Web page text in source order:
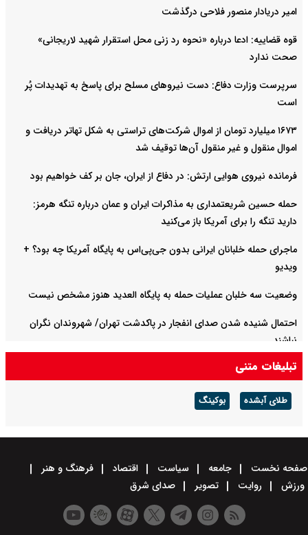
امیر دریادار منصور فلاحی درگذشت
قوه قضاییه: ادعا درباره «نحوه رد زنی محل استقرار شهید لاریجانی»
صحت ندارد
سرپرست وزارت دفاع: دست نیروهای مسلح برای پاسخ به تهدیدات پُر
است
۱۶۷۳ میلیارد تومان از اموال شرکت‌های تراستی به شکل تهاتر دریافت و
اموال منقول و غیر منقول آن‌ها توقیف شد
فرمانده نیروی هوایی ارتش: در دفاع از ایران، جان بر کف خواهیم بود
حمله حسین شریعتمداری به مذاکرات ایران و عمان درباره تنگه هرمز:
دارید تنگه را برای آمریکا باز می‌کنید
ماجرای حمله خلبانان ایرانی بدون جی‌پی‌اس به پایگاه آمریکا چه بود؟ +
ویدیو
وضعیت سه خلبان عملیات حمله به پایگاه العدید هنوز مشخص نیست
احتمال شنیده شدن صدای انفجار در پاکدشت تهران/ شهروندان نگران
نباشند
روایت دوم پزشکیان با موضوع اقتصاد و معیشت مردم امشب پخش
تبلیغات متنی
طلای آبشده بوکینگ
صفحه نخست جامعه سیاست اقتصاد
فرهنگ و هنر
ورزش
روایت تصویر صدای شرق